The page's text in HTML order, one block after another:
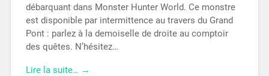
débarquant dans Monster Hunter World. Ce monstre
est disponible par intermittence au travers du Grand
Pont : parlez à la demoiselle de droite au comptoir
des quêtes. N’hésitez…
Lire la suite… →